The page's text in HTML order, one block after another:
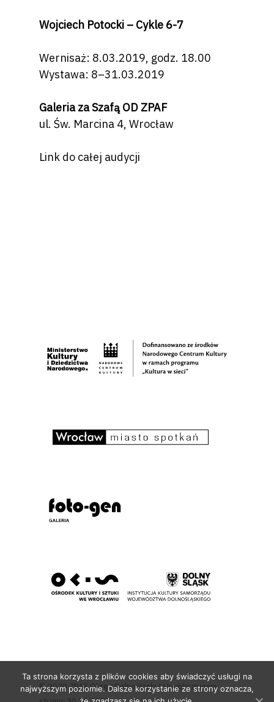
Wojciech Potocki – Cykle 6-7
Wernisaż: 8.03.2019, godz. 18.00
Wystawa: 8–31.03.2019
Galeria za Szafą OD ZPAF
ul. Św. Marcina 4, Wrocław
Link do całej audycji
© 2020 ZPAF Okręg Dolnośląski | Upublicznienie
Ta strona korzysta z plików cookies aby świadczyć usługi na
najwyższym poziomie. Dalsze korzystanie ze strony oznacza,